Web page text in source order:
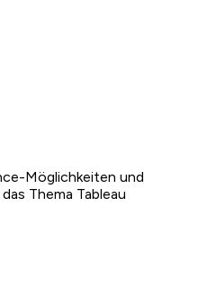
Möglichkeiten und
Thema Tableau